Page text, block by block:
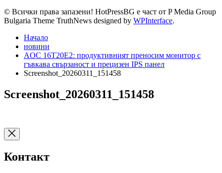
© Всички права запазени! HotPressBG е част от P Media Group
Bulgaria Theme TruthNews designed by WPInterface.
Начало
новини
AOC 16T20E2: продуктивният преносим монитор с
гъвкава свързаност и прецизен IPS панел
Screenshot_20260311_151458
Screenshot_20260311_151458
Контакт